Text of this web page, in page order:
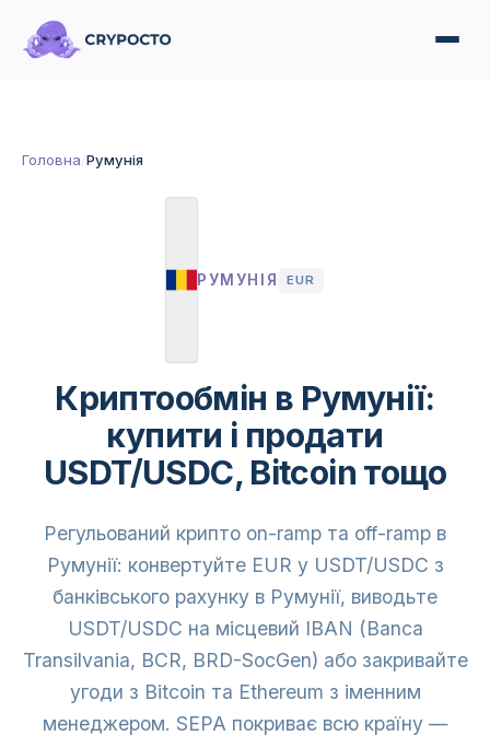
Головна Румунія
РУМУНІЯ EUR
Криптообмін в Румунії:
купити і продати
USDT/USDC, Bitcoin тощо
Регульований крипто on-ramp та off-ramp в
Румунії: конвертуйте EUR у USDT/USDC з
банківського рахунку в Румунії, виводьте
USDT/USDC на місцевий IBAN (Banca
Transilvania, BCR, BRD-SocGen) або закривайте
угоди з Bitcoin та Ethereum з іменним
менеджером. SEPA покриває всю країну —